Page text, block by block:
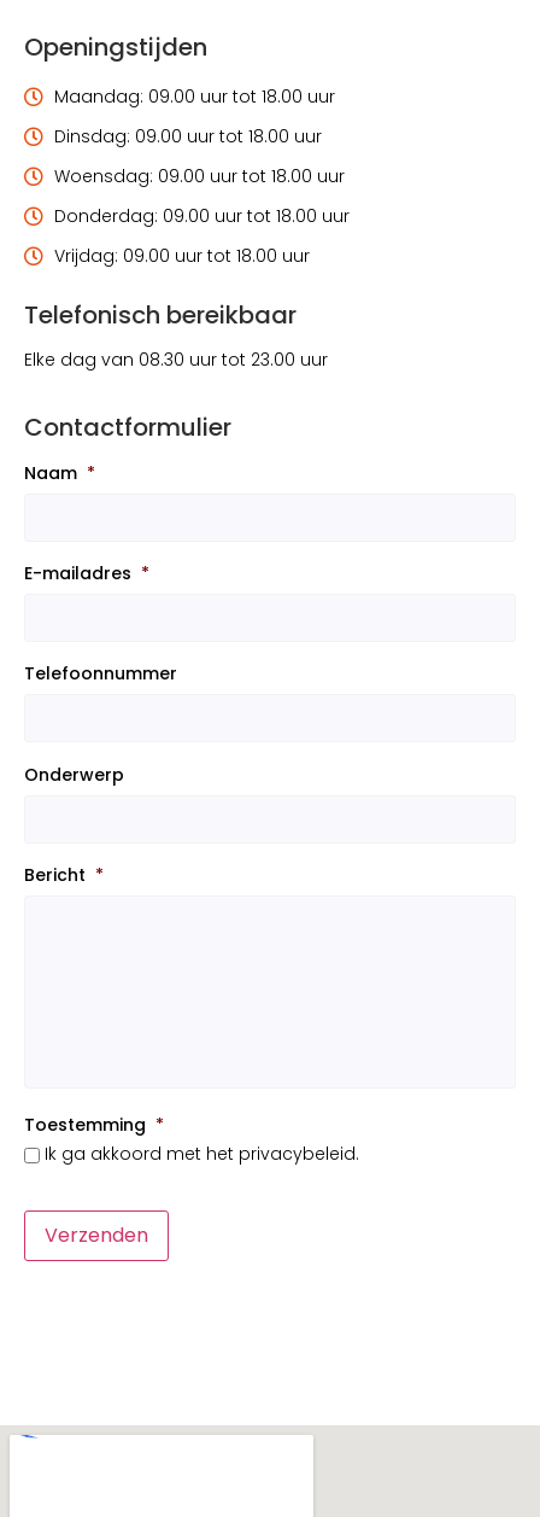
Openingstijden
Maandag: 09.00 uur tot 18.00 uur
Dinsdag: 09.00 uur tot 18.00 uur
Woensdag: 09.00 uur tot 18.00 uur
Donderdag: 09.00 uur tot 18.00 uur
Vrijdag: 09.00 uur tot 18.00 uur
Telefonisch bereikbaar
Elke dag van 08.30 uur tot 23.00 uur
Contactformulier
Naam *
E-mailadres *
Telefoonnummer
Onderwerp
Bericht *
Toestemming *
Ik ga akkoord met het privacybeleid.
Verzenden